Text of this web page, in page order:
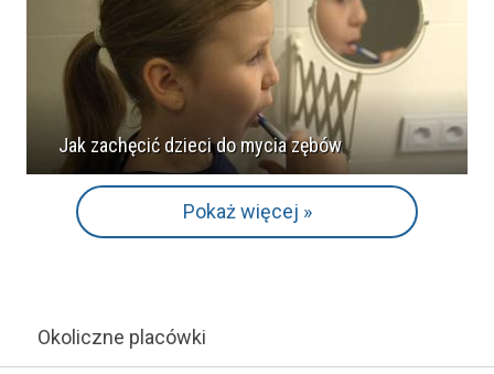
Jak zachęcić dzieci do mycia zębów
Pokaż więcej »
Okoliczne placówki